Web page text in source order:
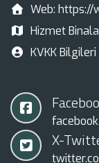
Web: https://
Hizmet
KVKK Bilgileri
X-